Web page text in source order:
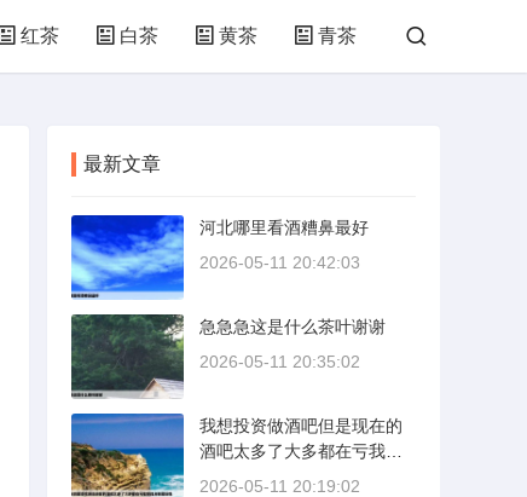
红茶 白茶 黄茶 青茶
最新文章
河北哪里看酒糟鼻最好
2026-05-11 20:42:03
急急急这是什么茶叶谢谢
2026-05-11 20:35:02
我想投资做酒吧但是现在的
酒吧太多了大多都在亏我想
找点有建设性
2026-05-11 20:19:02